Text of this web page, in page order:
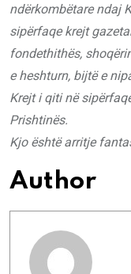
ndërkombëtare ndaj
sipërfaqe krejt
fondethithës,
e heshturn, bijtë e
Krejt i qiti në
Prishtinës.
Kjo është arritje
Author